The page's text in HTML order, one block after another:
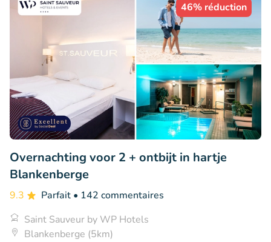
46% réduction
Overnachting voor 2 + ontbijt in hartje
Blankenberge
9.3 Parfait • 142 commentaires
Saint Sauveur by WP Hotels
Blankenberge (5km)